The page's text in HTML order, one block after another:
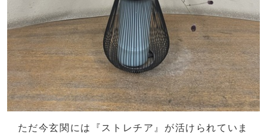
ただ今玄関には『ストレチア』が活けられていま